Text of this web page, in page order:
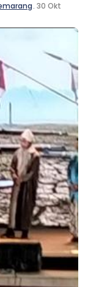
. 30 Okt